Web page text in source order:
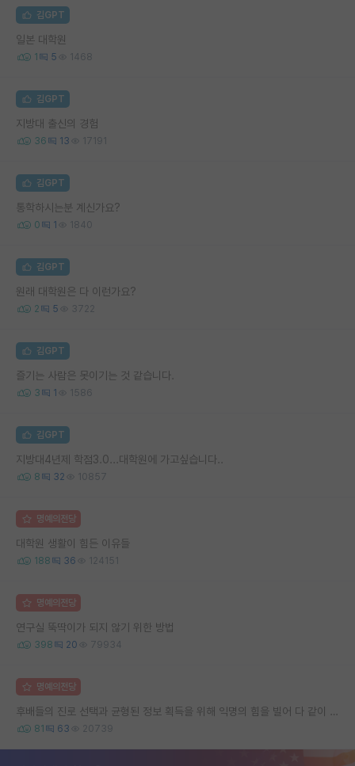
김GPT
일본 대학원
1 5 1468
김GPT
지방대 출신의 경험
36 13 17191
김GPT
통학하시는분 계신가요?
0 1 1840
김GPT
원래 대학원은 다 이런가요?
2 5 3722
김GPT
즐기는 사람은 못이기는 것 같습니다.
3 1 1586
김GPT
지방대4년제 학점3.0...대학원에 가고싶습니다..
8 32 10857
명예의전당
대학원 생활이 힘든 이유들
188 36 124151
명예의전당
연구실 뚝딱이가 되지 않기 위한 방법
398 20 79934
명예의전당
후배들의 진로 선택과 균형된 정보 획득을 위해 익명의 힘을 빌어 다 같이 연봉 공개 타임 한번 갖는 것 어때요?
81 63 20739